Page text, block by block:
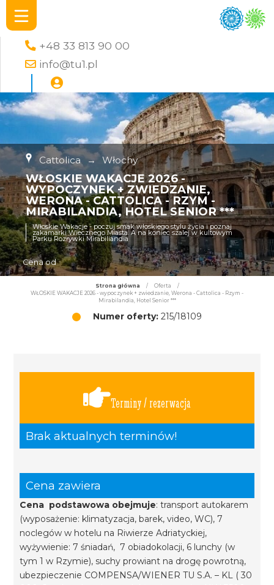
+48 33 813 90 00
info@tu1.pl
Cattolica → Włochy
WŁOSKIE WAKACJE 2026 -
WYPOCZYNEK + ZWIEDZANIE,
WERONA - CATTOLICA - RZYM -
MIRABILANDIA, HOTEL SENIOR ***
Włoskie Wakacje - poczuj smak włoskiego stylu życia i poznaj
zakamarki Wiecznego Miasta. A na koniec szalej w kultowym
Parku Rozrywki Mirabiliandia
Cena od
Strona główna / Oferta
/
WŁOSKIE WAKACJE 2026 - wypoczynek + zwiedzanie, Werona - Cattolica - Rzym -
Mirabilandia, Hotel Senior ***
Numer oferty: 215/18109
Terminy / rezerwacja
Brak aktualnych terminów!
Cena zawiera
Cena podstawowa obejmuje: transport autokarem
(wyposażenie: klimatyzacja, barek, video, WC), 7
noclegów w hotelu na Riwierze Adriatyckiej,
wyżywienie: 7 śniadań, 7 obiadokolacji, 6 lunchy (w
tym 1 w Rzymie), suchy prowiant na drogę powrotną,
ubezpieczenie COMPENSA/WIENER TU S.A. – KL ( 30